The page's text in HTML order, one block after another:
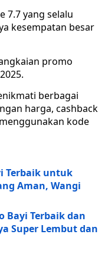
7.7 yang selalu
kesempatan besar
promo
berbagai
harga, cashback
kode
Terbaik untuk
Aman, Wangi
Bayi Terbaik dan
Super Lembut dan